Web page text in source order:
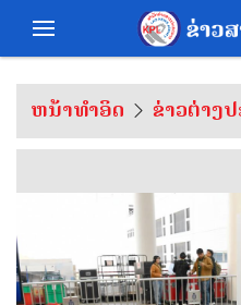
ຫນ້າທຳອິດ ຂ່າວຕ່າງ